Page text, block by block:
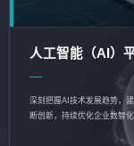
人工智能（AI）
深刻把握AI技术发展趋势，
断创新，持续优化企业数智